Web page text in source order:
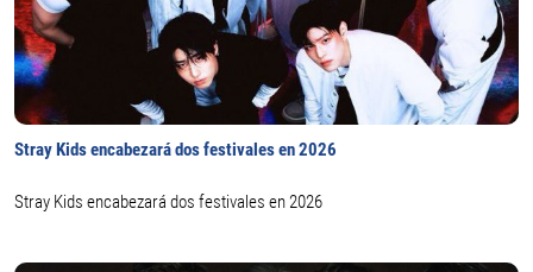
Stray Kids encabezará dos festivales en 2026
Stray Kids encabezará dos festivales en 2026